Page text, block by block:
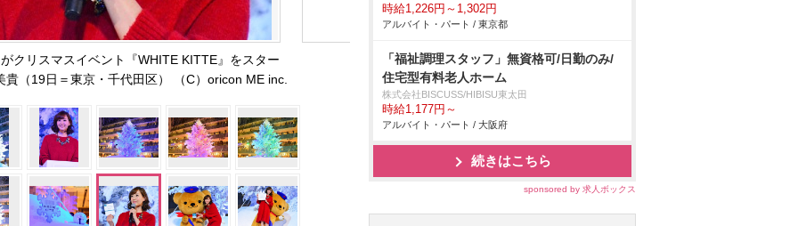
クリスマスイベント『WHITE KITTE』をスター
（19日＝東京・千代田区） （C）oricon ME inc.
時給1,226円～1,302円
アルバイト・パート / 東京都
「福祉調理スタッフ」無資格可/日勤のみ/
住宅型有料老人ホーム
株式会社BISCUSS/HIBISU東太田
時給1,177円～
アルバイト・パート / 大阪府
続きはこちら
sponsored by 求人ボックス